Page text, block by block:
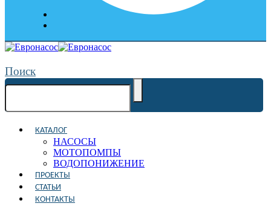
Поиск
КАТАЛОГ
НАСОСЫ
МОТОПОМПЫ
ВОДОПОНИЖЕНИЕ
ПРОЕКТЫ
СТАТЬИ
КОНТАКТЫ